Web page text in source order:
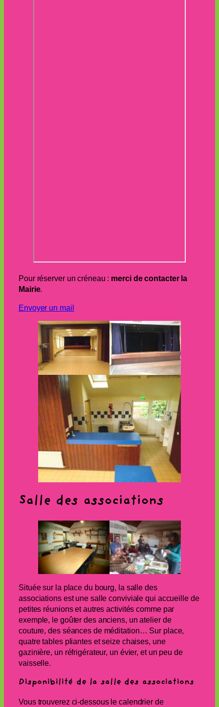
Pour réserver un créneau : merci de contacter la
Mairie.
Envoyer un mail
Salle des associations
Située sur la place du bourg, la salle des
associations est une salle conviviale qui accueille de
petites réunions et autres activités comme par
exemple, le goûter des anciens, un atelier de
couture, des séances de méditation… Sur place,
quatre tables pliantes et seize chaises, une
gazinière, un réfrigérateur, un évier, et un peu de
vaisselle.
Disponibilité de la salle des associations
Vous trouverez ci-dessous le calendrier de